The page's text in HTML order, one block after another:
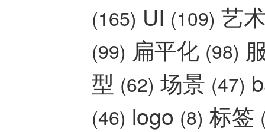
(165) UI (109) 艺
(99) 扁平化 (98)
型 (62) 场景 (47)
(46) logo (8) 标签